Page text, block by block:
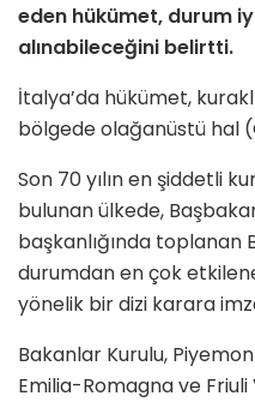
eden hükümet, durum
alınabileceğini belirtti.
İtalya’da hükümet,
bölgede olağanüstü hal
Son 70 yılın en şiddetli
bulunan ülkede,
başkanlığında toplanan
durumdan en çok
yönelik bir dizi karara
Bakanlar Kurulu,
Emilia-Romagna ve